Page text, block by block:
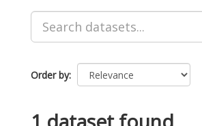
Order by